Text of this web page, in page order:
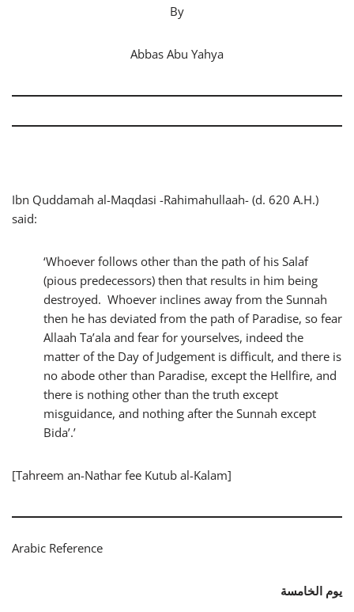
By
Abbas Abu Yahya
Ibn Quddamah al-Maqdasi -Rahimahullaah- (d. 620 A.H.)
said:
‘Whoever follows other than the path of his Salaf
(pious predecessors) then that results in him being
destroyed. Whoever inclines away from the Sunnah
then he has deviated from the path of Paradise, so fear
Allaah Ta’ala and fear for yourselves, indeed the
matter of the Day of Judgement is difficult, and there is
no abode other than Paradise, except the Hellfire, and
there is nothing other than the truth except
misguidance, and nothing after the Sunnah except
Bida’.’
[Tahreem an-Nathar fee Kutub al-Kalam]
Arabic Reference
يوم الخامسة